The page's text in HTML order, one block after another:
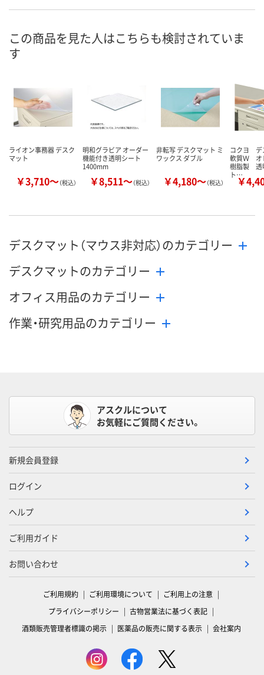
お申込番
在庫 直送品 直送品 あり
数量
カゴへ カゴへ
数量
カ
この商品を見た人はこちらも検討されていま
す
ライオン事務器 デスク
マット
￥3,710～（税込）
明和グラビア オーダー
機能付き透明シート
1400mm
￥8,511～（税込）
非転写 デスクマット ミ
ワックス ダブル
￥4,180～（税込）
コクヨ デ
軟質Ｗ オ
樹脂製
ト…￥
デスクマット（マウス非対応）のカテゴリー
デスクマットのカテゴリー
オフィス用品のカテゴリー
作業・研究用品のカテゴリー
アスクルについて
お気軽にご質問ください。
新規会員登録
ログイン
ヘルプ
ご利用ガイド
お問い合わせ
ご利用規約 ご利用環境について
ご利用上の注意
プライバシーポリシー
古物営業法に基づく表記
酒類販売管理者標識の掲示
医薬品の販売に関する表示 会社案内